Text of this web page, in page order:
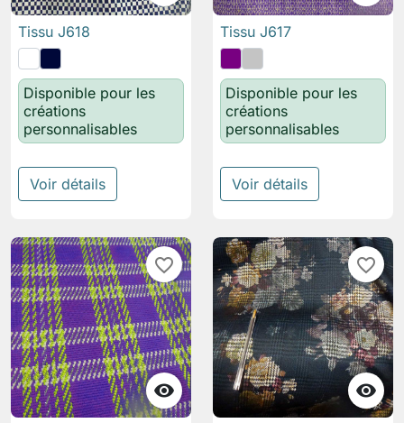
Tissu J618
Disponible pour les
créations
personnalisables
Voir détails
Tissu J617
Disponible pour les
créations
personnalisables
Voir détails

favorite_border

favorite_border